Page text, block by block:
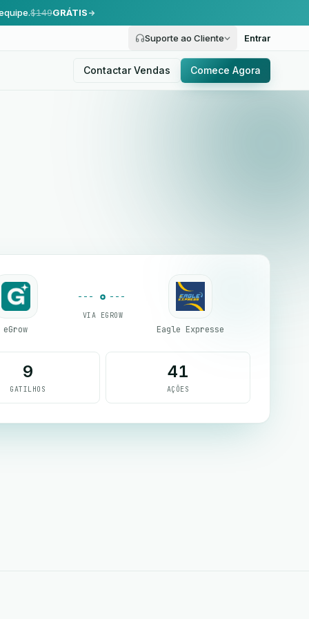
$149GRÁTIS
Suporte ao Cliente Entrar
Contactar Vendas Comece Agora
eGrow
VIA EGROW
Eagle Expresse
9
GATILHOS
41
AÇÕES